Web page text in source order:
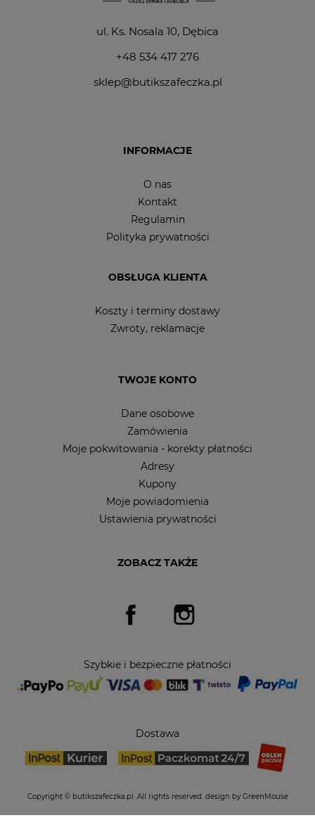
ul. Ks. Nosala 10, Dębica
+48 534 417 276
sklep@butikszafeczka.pl
INFORMACJE
O nas
Kontakt
Regulamin
Polityka prywatności
OBSŁUGA KLIENTA
Koszty i terminy dostawy
Zwroty, reklamacje
TWOJE KONTO
Dane osobowe
Zamówienia
Moje pokwitowania - korekty płatności
Adresy
Kupony
Moje powiadomienia
Ustawienia prywatności
ZOBACZ TAKŻE
Facebook
Szybkie i bezpieczne płatności
Dostawa
Copyright © butikszafeczka.pl. All rights reserved. design by GreenMouse